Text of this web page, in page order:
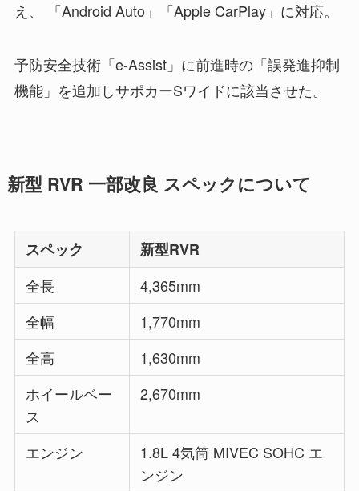
え、 「Android Auto」「Apple CarPlay」に対応。
予防安全技術「e-Assist」に前進時の「誤発進抑制
機能」を追加しサポカーSワイドに該当させた。
新型 RVR 一部改良 スペックについて
スペック
新型RVR
全長
4,365mm
全幅
1,770mm
全高
1,630mm
ホイールベー
ス
2,670mm
エンジン
1.8L 4気筒 MIVEC SOHC エ
ンジン